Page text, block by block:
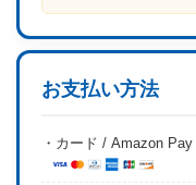
お支払い方法
・カード / Amazon Pay